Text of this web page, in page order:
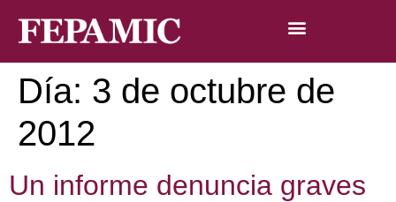
Día: 3 de octubre de
2012
Un informe denuncia graves